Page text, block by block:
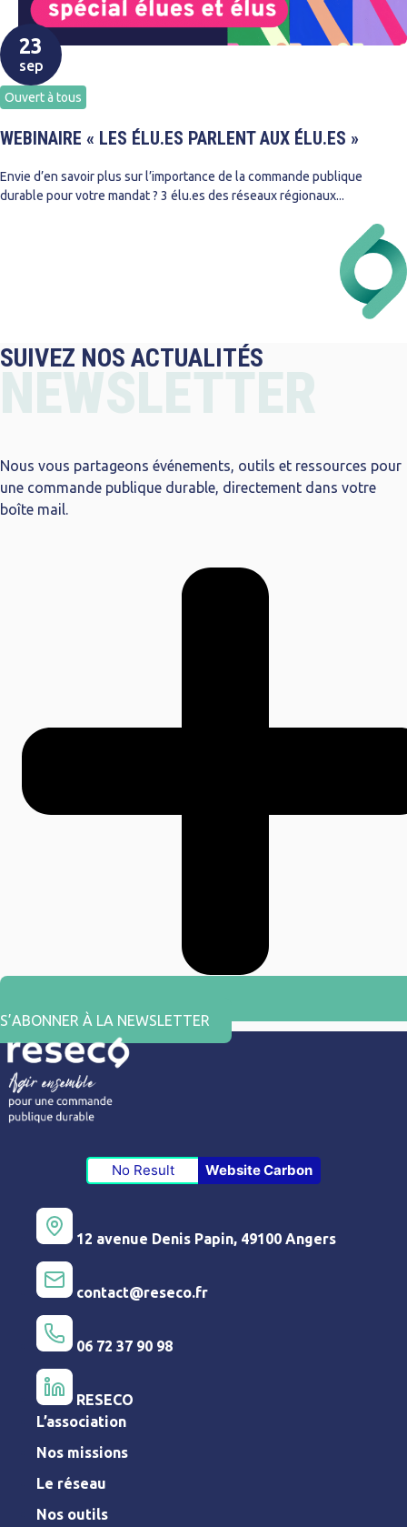
23
sep
Ouvert à tous
WEBINAIRE « LES ÉLU.ES PARLENT AUX ÉLU.ES »
Envie d’en savoir plus sur l’importance de la commande publique
durable pour votre mandat ? 3 élu.es des réseaux régionaux...
SUIVEZ NOS ACTUALITÉS
NEWSLETTER
Nous vous partageons événements, outils et ressources pour
une commande publique durable, directement dans votre
boîte mail.
S’ABONNER À LA NEWSLETTER
No Result Website Carbon
12 avenue Denis Papin, 49100 Angers
contact@reseco.fr
06 72 37 90 98
RESECO
L’association
Nos missions
Le réseau
Nos outils